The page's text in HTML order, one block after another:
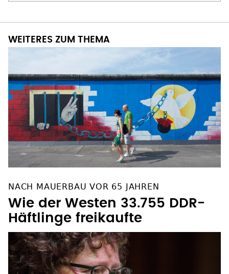
WEITERES ZUM THEMA
NACH MAUERBAU VOR 65 JAHREN
Wie der Westen 33.755 DDR-
Häftlinge freikaufte